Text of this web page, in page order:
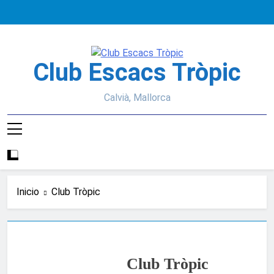
Club Escacs Tròpic
Calvià, Mallorca
Inicio Club Tròpic
Club Tròpic